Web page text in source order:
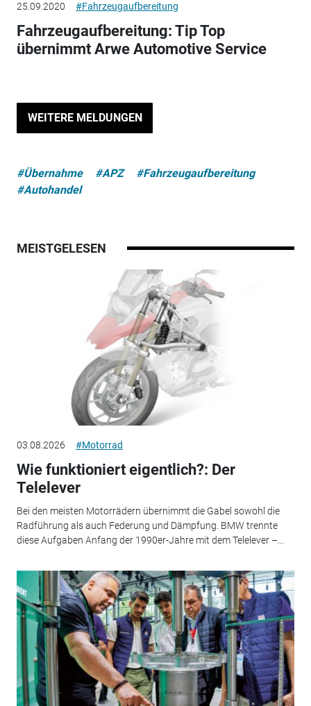
25.09.2020 #Fahrzeugaufbereitung
Fahrzeugaufbereitung: Tip Top
übernimmt Arwe Automotive Service
WEITERE MELDUNGEN
#Übernahme #APZ
#Fahrzeugaufbereitung
#Autohandel
MEISTGELESEN
03.08.2026 #Motorrad
Wie funktioniert eigentlich?: Der
Telelever
Bei den meisten Motorrädern übernimmt die Gabel sowohl die
Radführung als auch Federung und Dämpfung. BMW trennte
diese Aufgaben Anfang der 1990er-Jahre mit dem Telelever –...